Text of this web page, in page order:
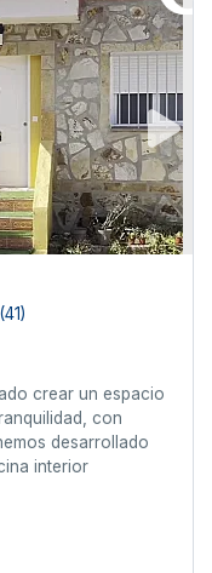
(41)
crear un espacio
con
desarrollado
interior